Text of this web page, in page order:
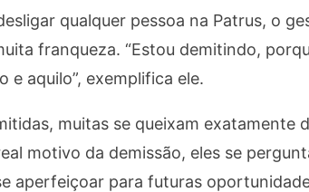
qualquer pessoa na Patrus, o
franqueza. “Estou demitindo,
e aquilo”, exemplifica ele.
muitas se queixam exatamente
motivo da demissão, eles se
aperfeiçoar para futuras